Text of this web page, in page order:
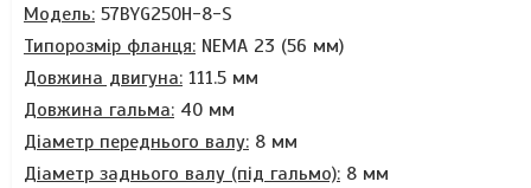
Модель: 57BYG250H-8-S
Типорозмір фланця: NEMA 23 (56 мм)
Довжина двигуна: 111.5 мм
Довжина гальма: 40 мм
Діаметр переднього валу: 8 мм
Діаметр заднього валу (під гальмо): 8 мм